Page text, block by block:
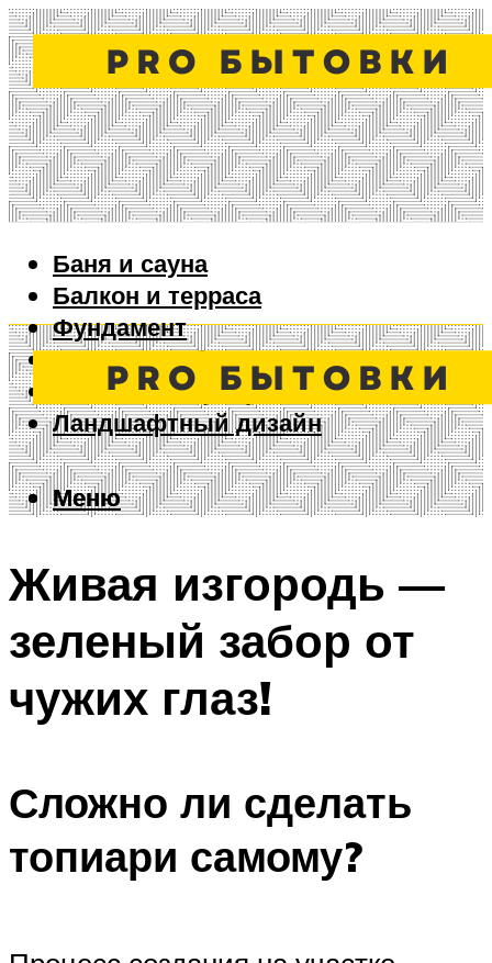
Баня и сауна
Балкон и терраса
Фундамент
Ворота и забор
Дизайн интерьера
Ландшафтный дизайн
Меню
Меню
Живая изгородь —
зеленый забор от
чужих глаз!
Сложно ли сделать
топиари самому?